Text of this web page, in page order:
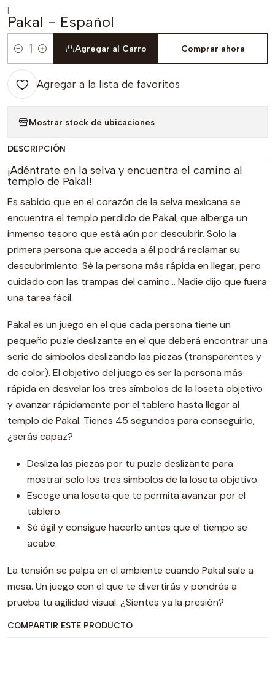
|
Pakal - Español
Cantidad
Agregar al Carro Comprar ahora
Agregar a la lista de favoritos
Mostrar stock de ubicaciones
DESCRIPCIÓN
¡Adéntrate en la selva y encuentra el camino al
templo de Pakal!
Es sabido que en el corazón de la selva mexicana se
encuentra el templo perdido de Pakal, que alberga un
inmenso tesoro que está aún por descubrir. Solo la
primera persona que acceda a él podrá reclamar su
descubrimiento. Sé la persona más rápida en llegar, pero
cuidado con las trampas del camino… Nadie dijo que fuera
una tarea fácil.
Pakal es un juego en el que cada persona tiene un
pequeño puzle deslizante en el que deberá encontrar una
serie de símbolos deslizando las piezas (transparentes y
de color). El objetivo del juego es ser la persona más
rápida en desvelar los tres símbolos de la loseta objetivo
y avanzar rápidamente por el tablero hasta llegar al
templo de Pakal. Tienes 45 segundos para conseguirlo,
¿serás capaz?
Desliza las piezas por tu puzle deslizante para
mostrar solo los tres símbolos de la loseta objetivo.
Escoge una loseta que te permita avanzar por el
tablero.
Sé ágil y consigue hacerlo antes que el tiempo se
acabe.
La tensión se palpa en el ambiente cuando Pakal sale a
mesa. Un juego con el que te divertirás y pondrás a
prueba tu agilidad visual. ¿Sientes ya la presión?
COMPARTIR ESTE PRODUCTO